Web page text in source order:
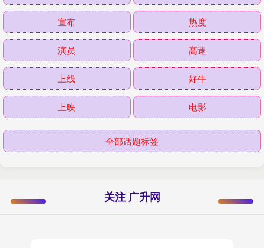
宣布 热度
演员 高速
上线 好牛
上映 电影
全部话题标签
关注 广升网